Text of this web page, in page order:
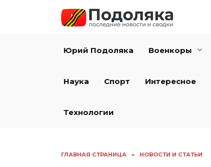
Юрий Подоляка Военкоры
Наука Спорт Интересное
Технологии
ГЛАВНАЯ СТРАНИЦА » НОВОСТИ И СТАТЬИ